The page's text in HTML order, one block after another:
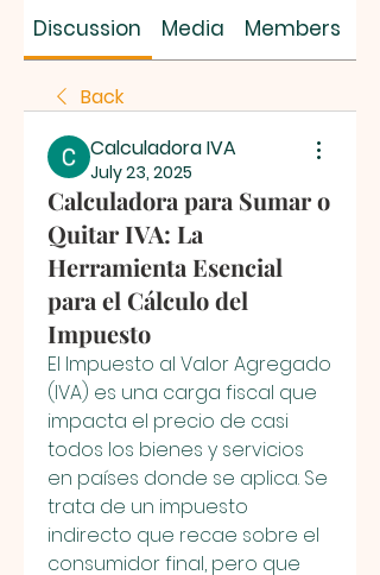
Discussion Media Members
Back
Calculadora IVA
July 23, 2025
Calculadora para Sumar o
Quitar IVA: La
Herramienta Esencial
para el Cálculo del
Impuesto
El Impuesto al Valor Agregado
(IVA) es una carga fiscal que
impacta el precio de casi
todos los bienes y servicios
en países donde se aplica. Se
trata de un impuesto
indirecto que recae sobre el
consumidor final, pero que